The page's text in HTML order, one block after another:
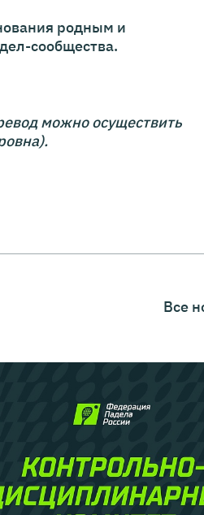
родным и
сообщества.
можно осуществить
Все